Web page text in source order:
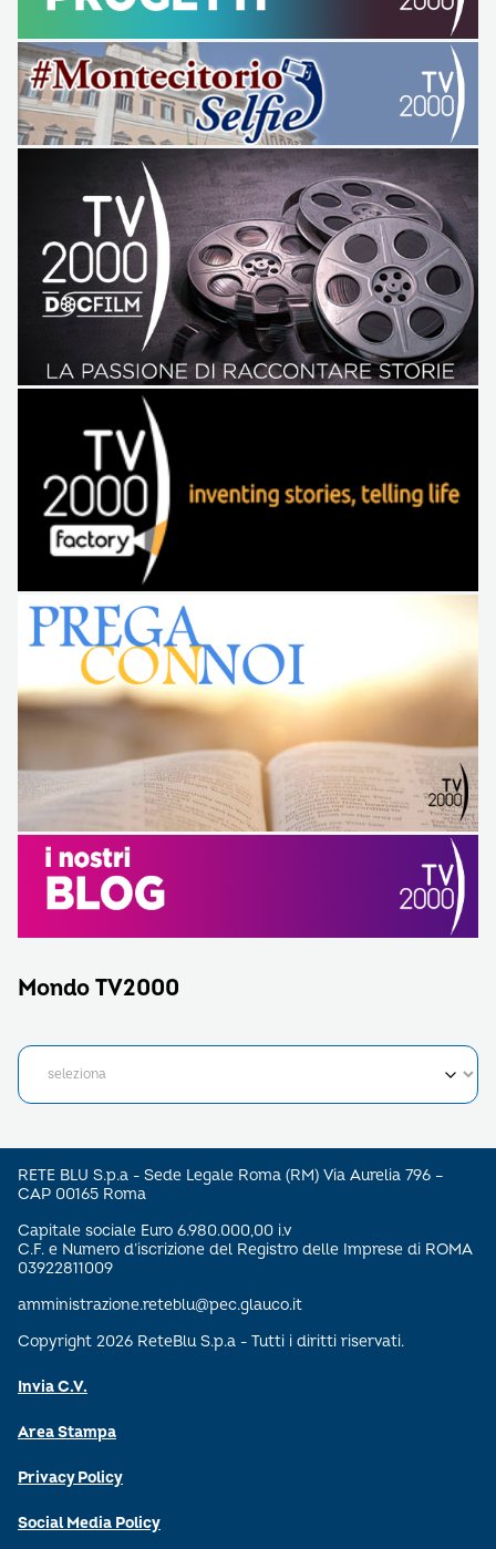
Mondo TV2000
RETE BLU S.p.a - Sede Legale Roma (RM) Via Aurelia 796 –
CAP 00165 Roma
Capitale sociale Euro 6.980.000,00 i.v
C.F. e Numero d’iscrizione del Registro delle Imprese di ROMA
03922811009
amministrazione.reteblu@pec.glauco.it
Copyright 2026 ReteBlu S.p.a - Tutti i diritti riservati.
Invia C.V.
Area Stampa
Privacy Policy
Social Media Policy